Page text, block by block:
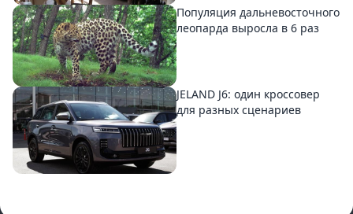
Популяция дальневосточного
леопарда выросла в 6 раз
JELAND J6: один кроссовер
для разных сценариев